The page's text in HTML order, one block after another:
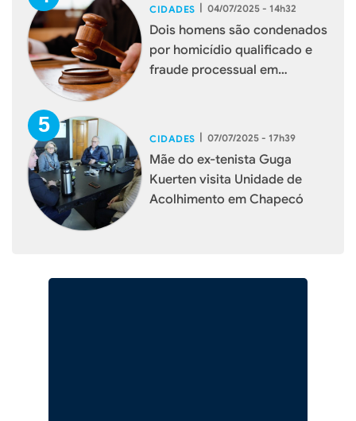
CIDADES | 04/07/2025 - 14h32
Dois homens são condenados
por homicídio qualificado e
fraude processual em
CIDADES | 07/07/2025 - 17h39
Mãe do ex-tenista Guga
Kuerten visita Unidade de
Acolhimento em Chapecó